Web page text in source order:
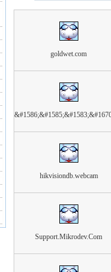
goldwet.com
hikvisiondb.webcam
Support.Mikrodev.Com